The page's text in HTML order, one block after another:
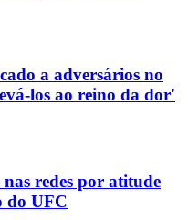
a adversários no
los ao reino da dor'
redes por atitude
do UFC